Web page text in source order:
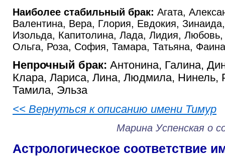
Наиболее стабильный брак: Агата,
Валентина, Вера, Глория, Евдокия,
Изольда, Капитолина, Лада, Лидия,
Ольга, Роза, София, Тамара, Татьяна,
Непрочный брак: Антонина, Галина,
Клара, Лариса, Лина, Людмила, Нинель,
Тамила, Эльза
<< Вернуться к описанию имени Тимур
Марина Успенская о
Астрологическое соответствие